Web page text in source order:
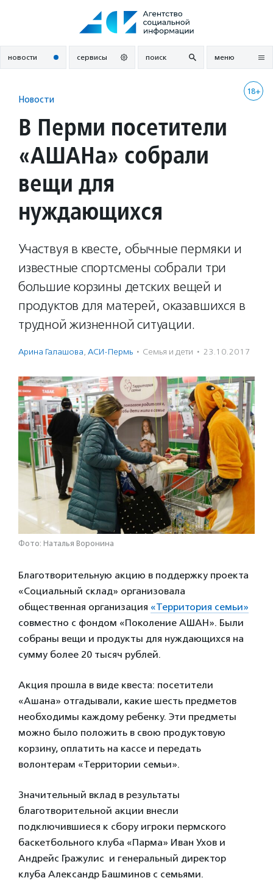
новости сервисы поиск меню
18+
Новости
В Перми посетители
«АШАНа» собрали
вещи для
нуждающихся
Участвуя в квесте, обычные пермяки и
известные спортсмены собрали три
большие корзины детских вещей и
продуктов для матерей, оказавшихся в
трудной жизненной ситуации.
Арина Галашова, АСИ-Пермь · Семья и дети · 23.10.2017
Фото: Наталья Воронина
Благотворительную акцию в поддержку проекта
«Социальный склад» организовала
общественная организация «Территория семьи»
совместно с фондом «Поколение АШАН». Были
собраны вещи и продукты для нуждающихся на
сумму более 20 тысяч рублей.
Акция прошла в виде квеста: посетители
«Ашана» отгадывали, какие шесть предметов
необходимы каждому ребенку. Эти предметы
можно было положить в свою продуктовую
корзину, оплатить на кассе и передать
волонтерам «Территории семьи».
Значительный вклад в результаты
благотворительной акции внесли
подключившиеся к сбору игроки пермского
баскетбольного клуба «Парма» Иван Ухов и
Андрейс Гражулис и генеральный директор
клуба Александр Башминов с семьями.